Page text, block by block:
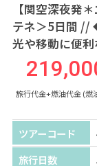
【関空深夜発
テネ＞5日間
光や移動に便
旅行代金+燃油代金 (燃
ツアーコード
旅行日数